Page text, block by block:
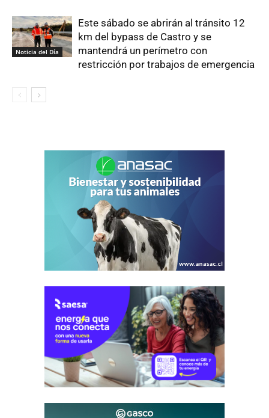
Noticia del Día
Este sábado se abrirán al tránsito 12
km del bypass de Castro y se
mantendrá un perímetro con
restricción por trabajos de emergencia